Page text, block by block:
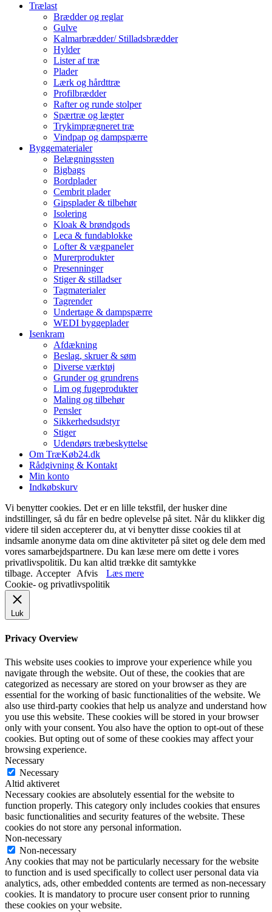
Trælast
Brædder og reglar
Gulve
Kalmarbrædder/ Stilladsbrædder
Hylder
Lister af træ
Plader
Lærk og hårdttræ
Profilbrædder
Rafter og runde stolper
Spærtræ og lægter
Trykimprægneret træ
Vindpap og dampspærre
Byggematerialer
Belægningssten
Bigbags
Bordplader
Cembrit plader
Gipsplader & tilbehør
Isolering
Kloak & brøndgods
Leca & fundablokke
Lofter & vægpaneler
Murerprodukter
Presenninger
Stiger & stilladser
Tagmaterialer
Tagrender
Undertage & dampspærre
WEDI byggeplader
Isenkram
Afdækning
Beslag, skruer & søm
Diverse værktøj
Grunder og grundrens
Lim og fugeprodukter
Maling og tilbehør
Pensler
Sikkerhedsudstyr
Stiger
Udendørs træbeskyttelse
Om TræKøb24.dk
Rådgivning & Kontakt
Min konto
Indkøbskurv
Vi benytter cookies. Det er en lille tekstfil, der husker dine
indstillinger, så du får en bedre oplevelse på sitet. Når du klikker dig
videre til siden accepterer du, at vi benytter disse cookies til at
indsamle anonyme data om dine aktiviteter på sitet og dele dem med
vores samarbejdspartnere. Du kan læse mere om dette i vores
privatlivspolitik. Du kan altid trække dit samtykke
tilbage. Accepter Afvis
Læs mere
Cookie- og privatlivspolitik
Luk
Privacy Overview
This website uses cookies to improve your experience while you
navigate through the website. Out of these, the cookies that are
categorized as necessary are stored on your browser as they are
essential for the working of basic functionalities of the website. We
also use third-party cookies that help us analyze and understand how
you use this website. These cookies will be stored in your browser
only with your consent. You also have the option to opt-out of these
cookies. But opting out of some of these cookies may affect your
browsing experience.
Necessary
Necessary
Altid aktiveret
Necessary cookies are absolutely essential for the website to
function properly. This category only includes cookies that ensures
basic functionalities and security features of the website. These
cookies do not store any personal information.
Non-necessary
Non-necessary
Any cookies that may not be particularly necessary for the website
to function and is used specifically to collect user personal data via
analytics, ads, other embedded contents are termed as non-necessary
cookies. It is mandatory to procure user consent prior to running
these cookies on your website.